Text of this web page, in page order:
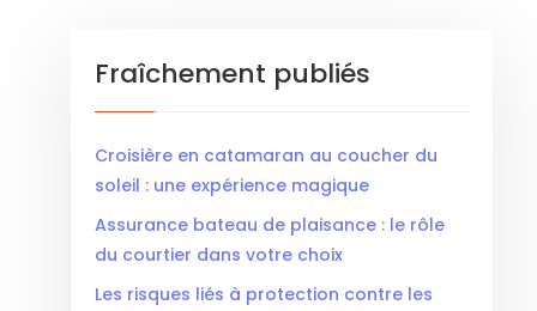
Fraîchement publiés
Croisière en catamaran au coucher du
soleil : une expérience magique
Assurance bateau de plaisance : le rôle
du courtier dans votre choix
Les risques liés à protection contre les